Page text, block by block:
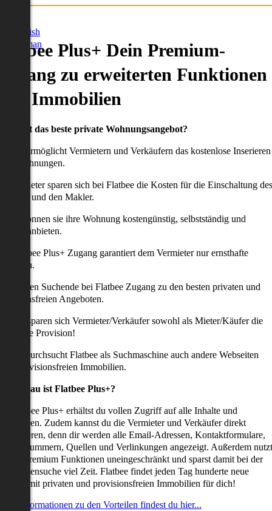
English
German
Plus+ Dein Premium-
zu erweiterten Funktionen
Immobilien
willst das beste private Wohnungsangebot?
ermöglicht Vermietern und Verkäufern das kostenlose Inserieren
Wohnungen.
Anbieter sparen sich bei Flatbee die Kosten für die Einschaltung des
und den Makler.
können sie ihre Wohnung kostengünstig, selbstständig und
anbieten.
Flatbee Plus+ Zugang garantiert dem Vermieter nur ernsthafte
erhalten Suchende bei Flatbee Zugang zu den besten privaten und
Angeboten.
uns sparen sich Vermieter/Verkäufer sowohl als Mieter/Käufer die
Provision!
durchsucht Flatbee als Suchmaschine auch andere Webseiten
provisionsfreien Immobilien.
genau ist Flatbee Plus+?
Flatbee Plus+ erhältst du vollen Zugriff auf alle Inhalte und
Zudem kannst du die Vermieter und Verkäufer direkt
denn dir werden alle Email-Adressen, Kontaktformulare,
Quellen und Verlinkungen angezeigt. Außerdem nutzt
alle Premium Funktionen uneingeschränkt und sparst damit bei der
viel Zeit. Flatbee findet jeden Tag hunderte neue
mit privaten und provisionsfreien Immobilien für dich!
Informationen zu den Vorteilen findest du hier...